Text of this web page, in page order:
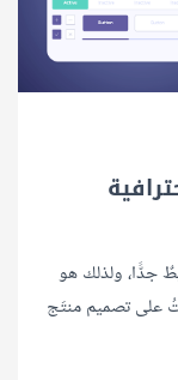
جدًّا، ولذلك هو
على تصميم منتَج